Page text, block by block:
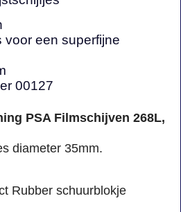
voor een superfijne
00127
PSA Filmschijven 268L,
diameter 35mm.
Rubber schuurblokje